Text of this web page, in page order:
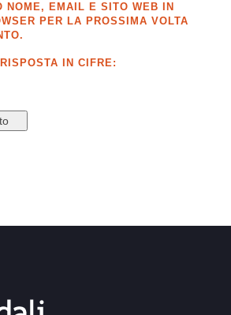
NOME, EMAIL E SITO WEB IN
PER LA PROSSIMA VOLTA
IN CIFRE: